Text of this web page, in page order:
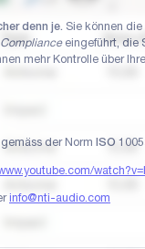
denn je. Sie können
Complianceeingeführt, die
mehr Kontrolle über
der Norm ISO
info@nti-audio.com